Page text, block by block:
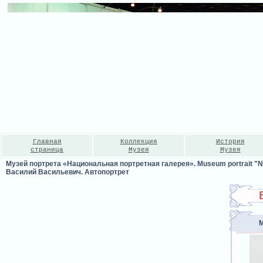
Главная
страница
Коллекция
Музея
История
Музея
Музей портрета «Национальная портретная галерея». Museum portrait
Василий Васильевич. Автопортрет